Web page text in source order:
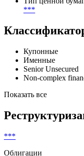
2138231
DBFUFR
Тип ценной
Купонные
Именные